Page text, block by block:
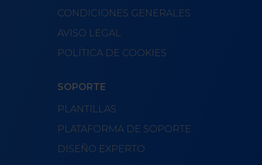
CONDICIONES GENERALES
AVISO LEGAL
POLÍTICA DE COOKIES
SOPORTE
PLANTILLAS
PLATAFORMA DE SOPORTE
DISEÑO EXPERTO